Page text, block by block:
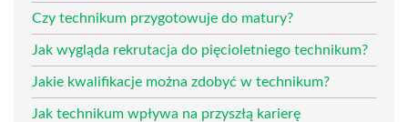
Czy technikum przygotowuje do matury?
Jak wygląda rekrutacja do pięcioletniego technikum?
Jakie kwalifikacje można zdobyć w technikum?
Jak technikum wpływa na przyszłą karierę